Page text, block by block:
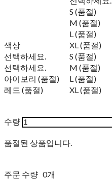
색상
선택하세요.
선택하세요.
아이보리 (품절)
레드 (품절)
S (품절)
M (품절)
L (품절)
XL (품절)
S (품절)
M (품절)
L (품절)
XL (품절)
수량
품절된 상품입니다.
주문 수량 0개